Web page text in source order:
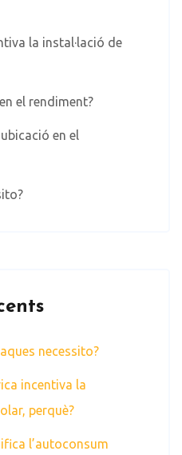
la instal·lació de
el rendiment?
en el
necessito?
incentiva la
perquè?
l’autoconsum